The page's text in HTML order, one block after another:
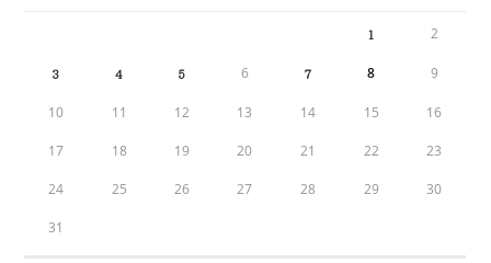
1 2
3 4 5 6 7 8 9
10 11 12 13 14 15 16
17 18 19 20 21 22 23
24 25 26 27 28 29 30
31